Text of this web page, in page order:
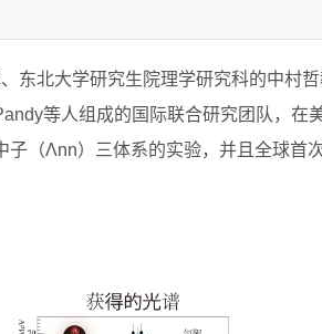
东北大学研究生院理学研究科的中村哲
等人组成的国际联合研究团队，在
（Λnn）三体系的实验，并且全球首